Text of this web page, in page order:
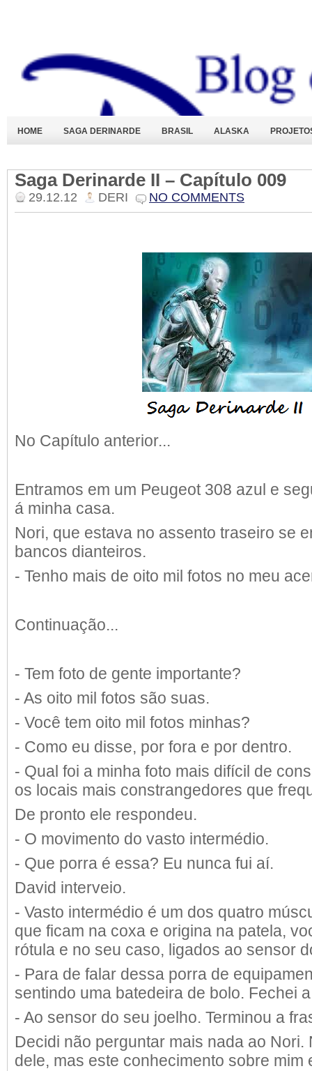
HOME SAGA DERINARDE BRASIL ALASKA
Saga Derinarde II – Capítulo 009
29.12.12 DERI NO COMMENTS
No Capítulo anterior...
Entramos em um Peugeot 308 azul e
á minha casa.
Nori, que estava no assento traseiro se
bancos dianteiros.
- Tenho mais de oito mil fotos no meu
Continuação...
- Tem foto de gente importante?
- As oito mil fotos são suas.
- Você tem oito mil fotos minhas?
- Como eu disse, por fora e por dentro.
- Qual foi a minha foto mais difícil de
os locais mais constrangedores que
De pronto ele respondeu.
- O movimento do vasto intermédio.
- Que porra é essa? Eu nunca fui aí.
David interveio.
- Vasto intermédio é um dos quatro
que ficam na coxa e origina na patela,
rótula e no seu caso, ligados ao sensor
- Para de falar dessa porra de
sentindo uma batedeira de bolo. Fechei
- Ao sensor do seu joelho. Terminou a
Decidi não perguntar mais nada ao Nori.
dele, mas este conhecimento sobre mim